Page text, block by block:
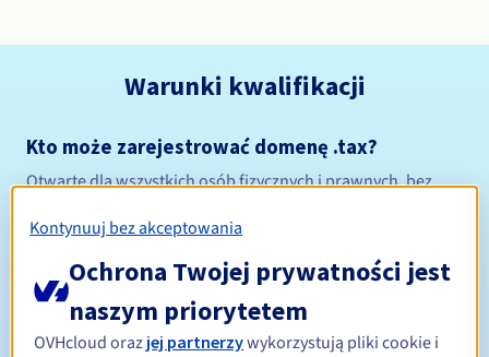
Warunki kwalifikacji
Kto może zarejestrować domenę .tax?
Otwarte dla wszystkich osób fizycznych i prawnych, bez
Okres rejestracji
Kontynuuj bez akceptowania
Ochrona Twojej prywatności jest
naszym priorytetem
OVHcloud oraz jej partnerzywykorzystują pliki cookie i